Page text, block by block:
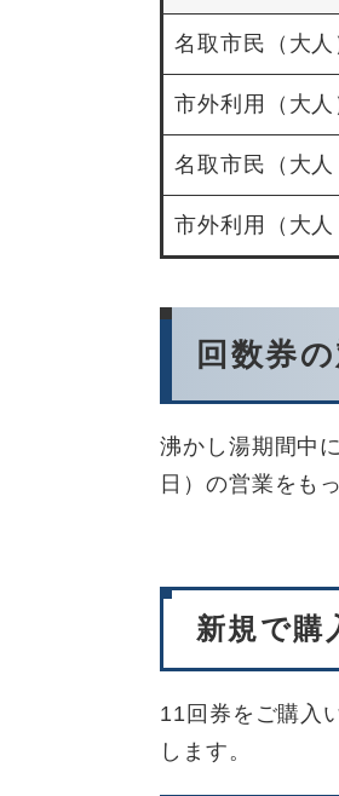
名取市民（大人
市外利用（大人
名取市民（大人
市外利用（大人
回数券
沸かし湯期間中
日）の営業をも
新規で購
11回券をご購入
します。